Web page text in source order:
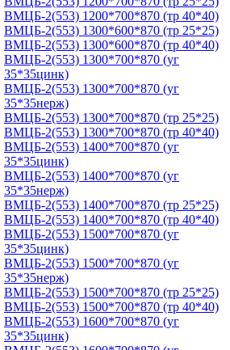
ВМЦБ-2(553) 1200*700*870 (тр 40*40)
ВМЦБ-2(553) 1300*600*870 (тр 25*25)
ВМЦБ-2(553) 1300*600*870 (тр 40*40)
ВМЦБ-2(553) 1300*700*870 (уг
35*35цинк)
ВМЦБ-2(553) 1300*700*870 (уг
35*35нерж)
ВМЦБ-2(553) 1300*700*870 (тр 25*25)
ВМЦБ-2(553) 1300*700*870 (тр 40*40)
ВМЦБ-2(553) 1400*700*870 (уг
35*35цинк)
ВМЦБ-2(553) 1400*700*870 (уг
35*35нерж)
ВМЦБ-2(553) 1400*700*870 (тр 25*25)
ВМЦБ-2(553) 1400*700*870 (тр 40*40)
ВМЦБ-2(553) 1500*700*870 (уг
35*35цинк)
ВМЦБ-2(553) 1500*700*870 (уг
35*35нерж)
ВМЦБ-2(553) 1500*700*870 (тр 25*25)
ВМЦБ-2(553) 1500*700*870 (тр 40*40)
ВМЦБ-2(553) 1600*700*870 (уг
35*35цинк)